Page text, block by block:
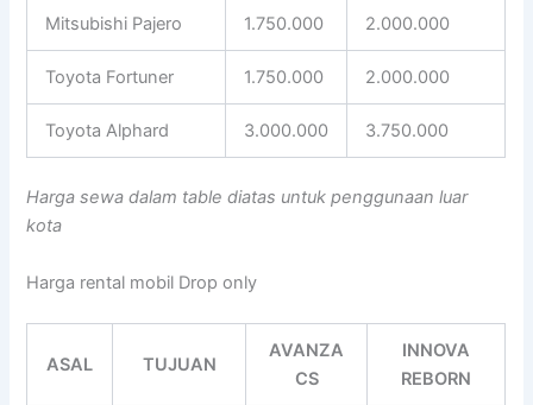
Mitsubishi Pajero 1.750.000 2.000.000
Toyota Fortuner 1.750.000 2.000.000
Toyota Alphard 3.000.000 3.750.000
Harga sewa dalam table diatas untuk penggunaan luar
kota
Harga rental mobil Drop only
ASAL TUJUAN
AVANZA
CS
INNOVA
REBORN